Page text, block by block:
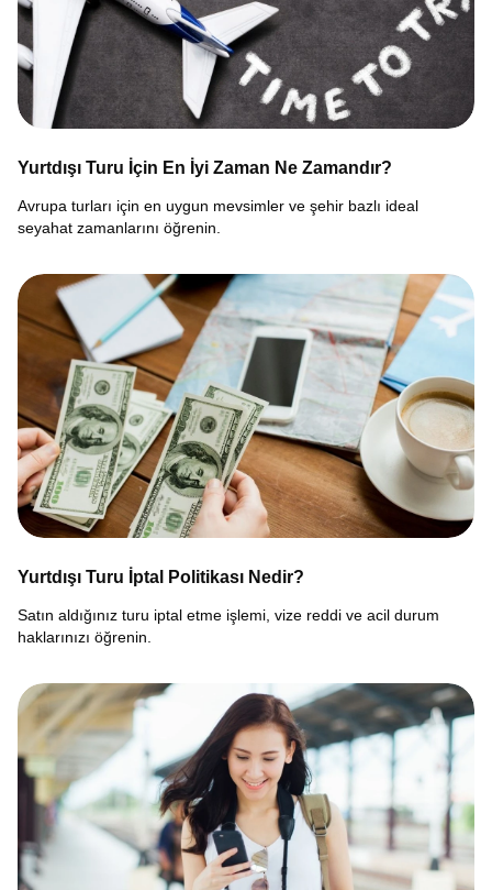
Yurtdışı Turu İçin En İyi Zaman Ne Zamandır?
Avrupa turları için en uygun mevsimler ve şehir bazlı ideal
seyahat zamanlarını öğrenin.
Yurtdışı Turu İptal Politikası Nedir?
Satın aldığınız turu iptal etme işlemi, vize reddi ve acil durum
haklarınızı öğrenin.